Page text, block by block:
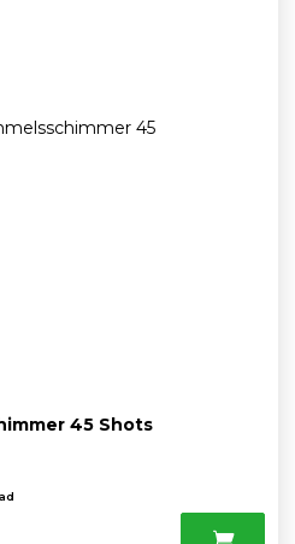
45 Shots